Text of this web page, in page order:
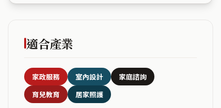
適合產業
家政服務 室內設計
家庭諮詢
育兒教育
居家照護